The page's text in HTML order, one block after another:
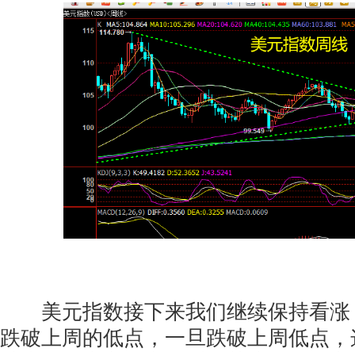
美元指数接下来我们继续保持看涨
跌破上周的低点，一旦跌破上周低点